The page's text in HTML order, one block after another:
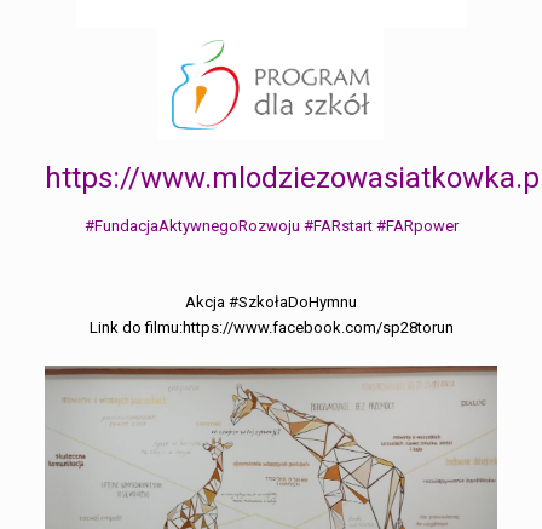
https://
#FundacjaAktywnegoRozwoju #FARstart #FARpower
Akcja #SzkołaDoHymnu
Link do filmu:https://www.facebook.com/sp28torun